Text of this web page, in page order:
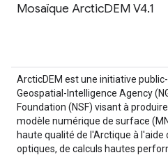
Mosaïque ArcticDEM V4.1
ArcticDEM est une initiative
Geospatial-Intelligence Agency
Foundation (NSF) visant à
modèle numérique de surface
haute qualité de l'Arctique à
optiques, de calculs hautes